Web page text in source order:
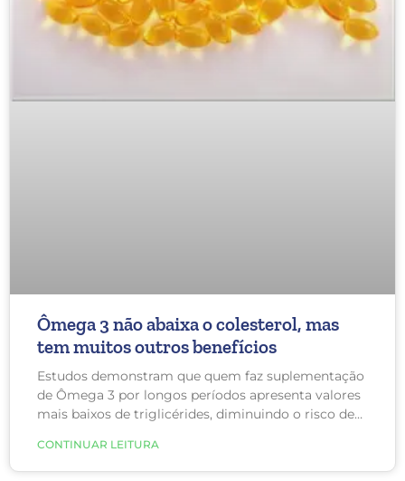
Ômega 3 não abaixa o colesterol, mas
tem muitos outros benefícios
Estudos demonstram que quem faz suplementação
de Ômega 3 por longos períodos apresenta valores
mais baixos de triglicérides, diminuindo o risco de
CONTINUAR LEITURA